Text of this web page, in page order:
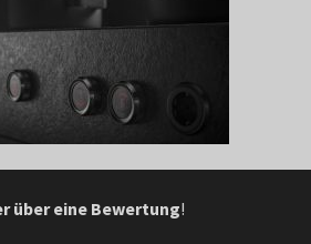
über eine Bewertung!